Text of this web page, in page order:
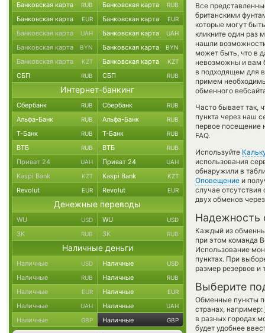
Все
британскими
которые могут
кликните один раз
нашли
может быть, что в
невозможны и вам
в подходящем для
примем
обменного
Часто бывает так,
пункта через наш
первое посещение
FAQ.
Используйте
использования
обнаружили в
Оповещение и
случае
двух обменов
Надежность
Каждый из
при этом команда
Использование
пунктах. При
размер резервов и
Выберите
Обменные пункты
странах, например:
в разных городах
будет удобнее
Банковская карта RUB Банковская карта RUB
Банковская карта EUR Банковская карта EUR
Банковская карта UAH Банковская карта UAH
Банковская карта BYN Банковская карта BYN
Банковская карта KZT Банковская карта KZT
СБП RUB СБП RUB
Интернет-банкинг
Сбербанк RUB Сбербанк RUB
Альфа-Банк RUB Альфа-Банк RUB
Т-Банк RUB Т-Банк RUB
ВТБ RUB ВТБ RUB
Приват 24 UAH Приват 24 UAH
Kaspi Bank KZT Kaspi Bank KZT
Revolut EUR Revolut EUR
Денежные переводы
WU USD WU USD
ЗК RUB ЗК RUB
Наличные деньги
Наличные USD Наличные USD
Наличные RUB Наличные RUB
Наличные EUR Наличные EUR
Наличные UAH Наличные UAH
Наличные GBP Наличные GBP